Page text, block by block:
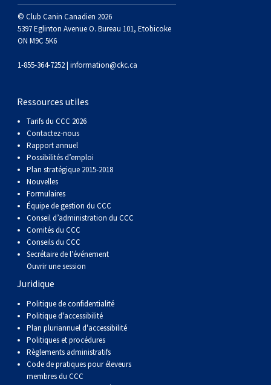
© Club Canin Canadien 2026
5397 Eglinton Avenue O. Bureau 101, Etobicoke
ON M9C 5K6
1-855-364-7252 | information@ckc.ca
Ressources utiles
Tarifs du CCC 2026
Contactez-nous
Rapport annuel
Possibilités d’emploi
Plan stratégique 2015-2018
Nouvelles
Formulaires
Équipe de gestion du CCC
Conseil d’administration du CCC
Comités du CCC
Conseils du CCC
Secrétaire de l’événement
Ouvrir une session
Juridique
Politique de confidentialité
Politique d'accessibilité
Plan pluriannuel d'accessibilité
Politiques et procédures
Règlements administratifs
Code de pratiques pour éleveurs
membres du CCC